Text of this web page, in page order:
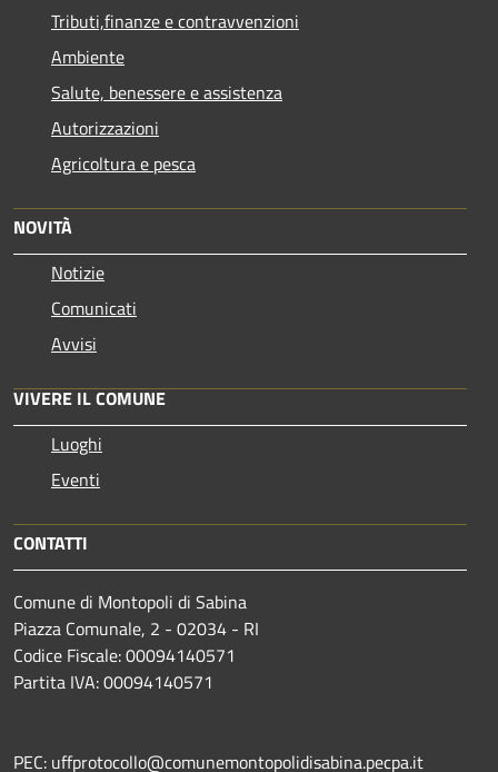
Tributi,finanze e contravvenzioni
Ambiente
Salute, benessere e assistenza
Autorizzazioni
Agricoltura e pesca
NOVITÀ
Notizie
Comunicati
Avvisi
VIVERE IL COMUNE
Luoghi
Eventi
CONTATTI
Comune di Montopoli di Sabina
Piazza Comunale, 2 - 02034 - RI
Codice Fiscale: 00094140571
Partita IVA: 00094140571
PEC: uffprotocollo@comunemontopolidisabina.pecpa.it